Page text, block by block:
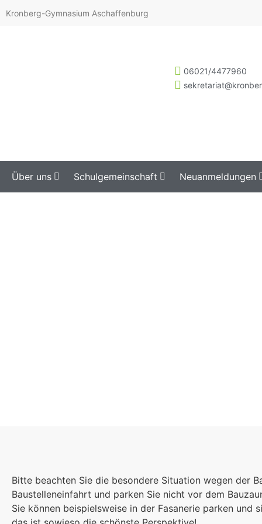
Kronberg-Gymnasium Aschaffenburg
06021/4477960
Über uns Schulgemeinschaft Neuanmeldungen
Es kommt auf
Einzelnen an,
sind wir eine
Bitte beachten Sie die besondere Situation wegen der
Baustelleneinfahrt und parken Sie nicht vor dem
Sie können beispielsweise in der Fasanerie parken und